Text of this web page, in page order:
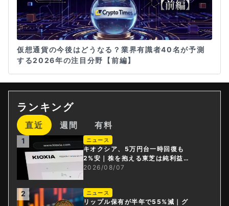
仮想通貨の今後はどうなる？業界有識者40名が予測
する2026年の注目分野【前編】
ランキング
直近 週間 有料
1 ニュース
キオクシア、5万円台一時回復も
2%安｜株を抱える東芝は純利益3
0倍
2026/08/07
2 ニュース
リップル保有が半年で55%減｜グ